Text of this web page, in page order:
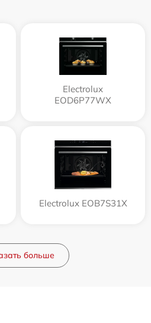
Electrolux
EOD6P77WX
Electrolux EOB7S31X
больше